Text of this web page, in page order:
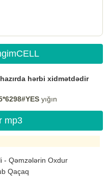
hərbi xidmətdədir
yığın
mp3
- Qəmzələrin Oxdur
Qaçaq